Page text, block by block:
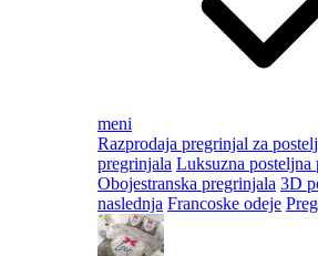
meni
Razprodaja pregrinjal za
pregrinjala Luksuzna posteljna
Obojestranska pregrinjala 3D
naslednja Francoske odeje